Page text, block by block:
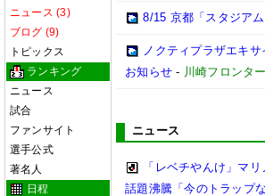
ニュース (3)
ブログ (9)
トピックス
ランキング
ニュース
試合
ファンサイト
選手公式
著名人
日程
8/15 京都「スタジア
ノクティプラザエキ
お知らせ - 川崎フロンタ
ニュース
「レベチやんけ」マ
話題沸騰「今のトラップ